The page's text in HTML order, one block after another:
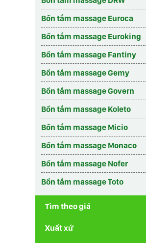
Bồn tắm massage Euroca
Bồn tắm massage Euroking
Bồn tắm massage Fantiny
Bồn tắm massage Gemy
Bồn tắm massage Govern
Bồn tắm massage Koleto
Bồn tắm massage Micio
Bồn tắm massage Monaco
Bồn tắm massage Nofer
Bồn tắm massage Toto
Tìm theo giá
Xuất xứ